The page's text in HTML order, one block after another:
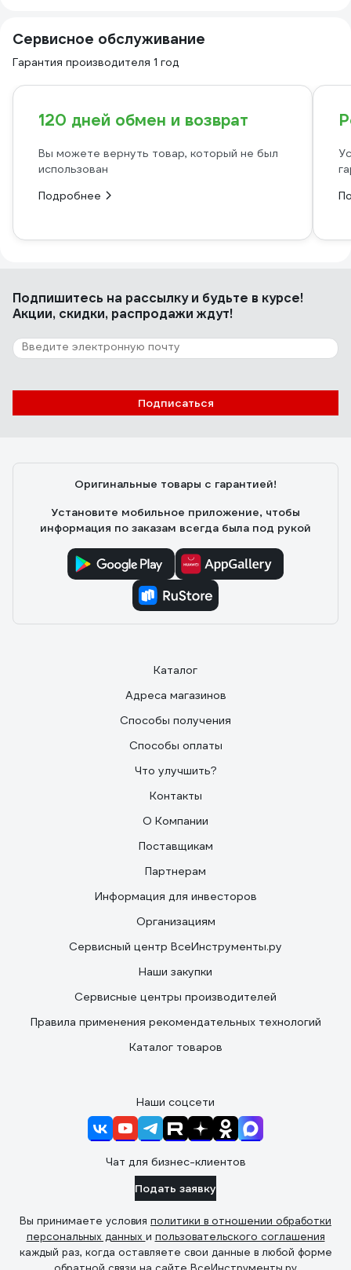
Сервисное обслуживание
Гарантия производителя 1 год
120 дней обмен и возврат
Вы можете вернуть товар, который не был
использован
Подробнее
Подпишитесь на рассылкуи будьте в курсе!
Акции, скидки, распродажи ждут!
Подписаться
Оригинальные товары с гарантией!
Установите мобильное приложение, чтобы
информация по заказам всегда была под рукой
Каталог
Адреса магазинов
Способы получения
Способы оплаты
Что улучшить?
Контакты
О Компании
Поставщикам
Партнерам
Информация для инвесторов
Организациям
Сервисный центр ВсеИнструменты.ру
Наши закупки
Сервисные центры производителей
Правила применения рекомендательных технологий
Каталог товаров
Наши соцсети
Чат для бизнес-клиентов
Подать заявку
Вы принимаете условия политики в отношении обработки
персональных данных и пользовательского соглашения
каждый раз, когда оставляете свои данные в любой форме